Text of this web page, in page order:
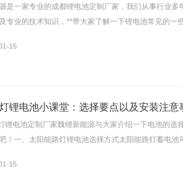
是一家专业的成都锂电池定制厂家，我们从事行业多
专业的技术知识，**带大家了解一下锂电池常见的一
15
锂电池小课堂：选择要点以及安装注意
锂电池定制厂家魏锂新能源与大家介绍一下电池的选
！一、太阳能路灯锂电池选择方式太阳能路灯蓄电池
15